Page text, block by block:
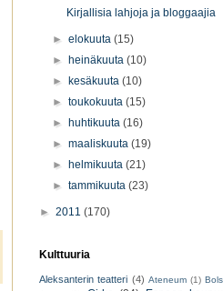
Kirjallisia lahjoja ja bloggaajia
►elokuuta(15)
► heinäkuuta(10)
►
kesäkuuta(10)
►toukokuuta(15)
► huhtikuuta(16)
►maaliskuuta(19)
► helmikuuta(21)
►tammikuuta(23)
► 2011 (170)
Kulttuuria
Aleksanterin teatteri (4) Ateneum (1)